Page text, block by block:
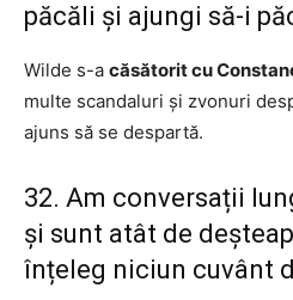
păcăli și ajungi să-i
Wilde s-a căsătorit cu
multe scandaluri și zvonuri
ajuns să se despartă.
32. Am conversații
și sunt atât de
înțeleg niciun cuvânt